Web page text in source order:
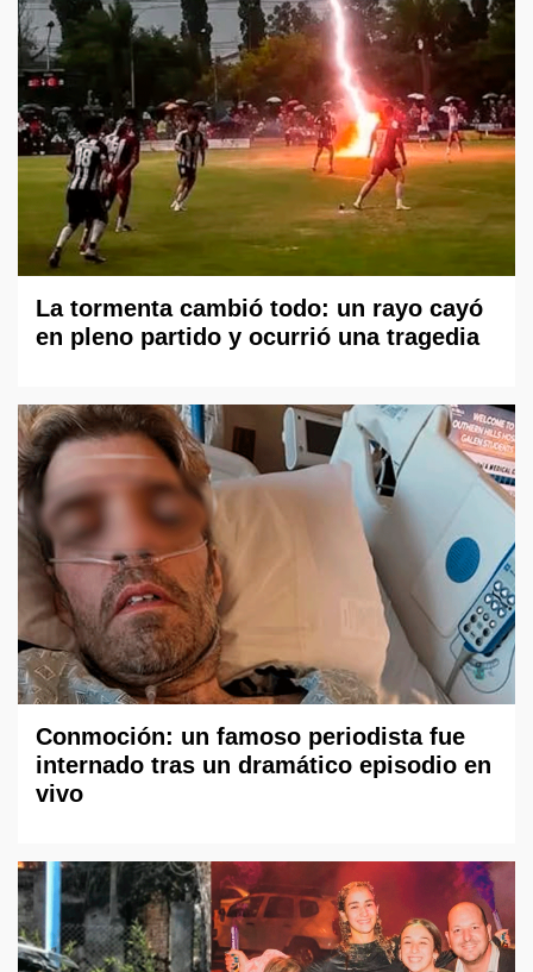
La tormenta cambió todo: un rayo cayó
en pleno partido y ocurrió una tragedia
Conmoción: un famoso periodista fue
internado tras un dramático episodio en
vivo